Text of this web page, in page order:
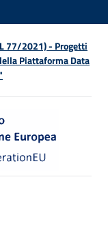
77/2021) - Progetti
Piattaforma Data